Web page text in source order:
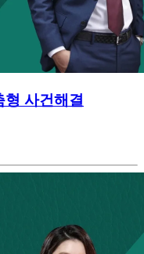
형 사건해결